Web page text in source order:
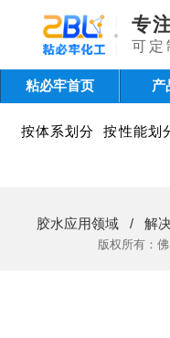
专
可定
粘必牢首页 产
按体系划分 按性能划
胶水应用领域 / 解
版权所有：